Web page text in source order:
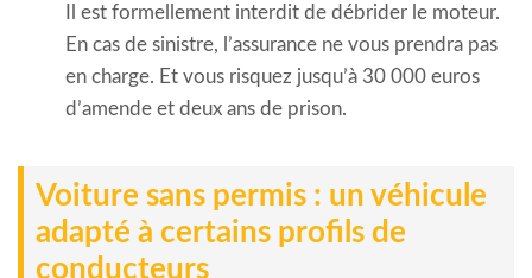
Il est formellement interdit de débrider le moteur.
En cas de sinistre, l’assurance ne vous prendra pas
en charge. Et vous risquez jusqu’à 30 000 euros
d’amende et deux ans de prison.
Voiture sans permis : un véhicule
adapté à certains profils de
conducteurs